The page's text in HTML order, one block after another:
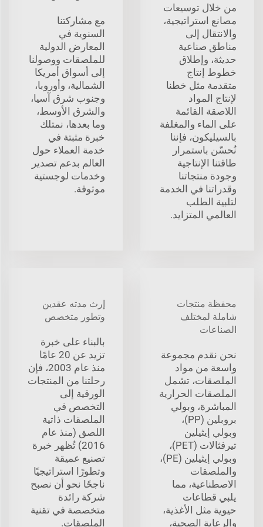
من خلال توسيعات
مصانع استراتيجية،
والانتقال إلى
مناطق صناعية
حديثة، وإطلاق
خطوط إنتاج
متقدمة مثل خطنا
لإنتاج المواد
اللاصقة القائمة
على الماء والمغلفة
بالسيليكون، فإننا
نُحسّن باستمرار
طاقتنا الإنتاجية
وجودة منتجاتنا
وقدراتنا في الخدمة
لتلبية الطلب
العالمي المتزايد.
مع مشاركتنا
السنوية في
المعارض الدولية
للملصقات ووصولنا
إلى أسواق أمريكا
الشمالية، وأوروبا،
وجنوب شرق آسيا،
والشرق الأوسط،
وما بعدها، نمتلك
خبرة مثبتة في
خدمة العملاء حول
العالم بدعم تصدير
وخدمات لوجستية
موثوقة.
محفظة منتجات
شاملة لمختلف
الصناعات
نحن نقدم مجموعة
واسعة من مواد
الملصقات، تشمل
الملصقات الحرارية
المباشرة، وبولي
بروبلين (PP)،
وبولي إيثيلين
تيرفثالات (PET)،
وبولي إيثيلين (PE)،
والملصقات
الاصطناعية، مما
يلبي قطاعات
حيوية مثل الأغذية،
والرعاية الصحية،
إرث مدته عقدين
وتطور متخصص
بالبناء على خبرة
تزيد عن 20 عامًا
منذ عام 2003، فإن
رحلتنا من المنتجات
الورقية إلى
التخصص في
الملصقات ذاتية
اللصق (منذ عام
2016) تُظهر خبرة
تصنيع عميقة
وتطورًا استراتيجيًا
ناجحًا نحو أن نصبح
شركة رائدة
متخصصة في تقنية
الملصقات.